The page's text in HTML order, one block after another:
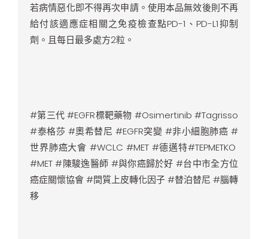
若病情惡化即不得再次申請。使用本品無效後則不再
給付該適應症相關之免疫檢查點PD-1、PD-L1抑制
劑。且每日最多處方2粒。
#第三代 #EGFR標靶藥物 #Osimertinib #Tagrisso
#泰格莎 #奧希替尼 #EGFR突變 #非小細胞肺癌 #
世界肺癌大會 #WCLC #MET #德邁特#TEPMETKO
#MET #陳駿逸醫師 #與你癌歸於好 #台中市全方位
癌症關懷協會 #間質上皮轉化因子 #替泊替尼 #腦轉
移